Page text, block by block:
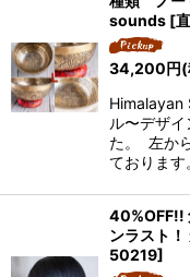
sounds [
34,200円
ル〜デザ
た。 左か
ておりま
40%OFF!!
ンラスト
50219]